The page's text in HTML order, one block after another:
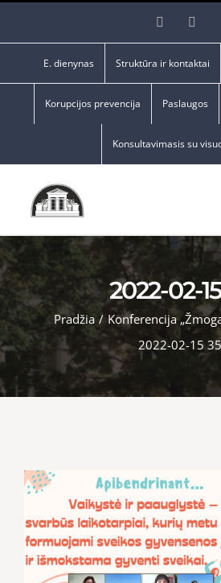
Facebook
E. dienynas Struktūra ir kontaktai
Korupcijos prevencija Paslaugos
Konsultavimasis su
2022-02-
Pradžia / Konferencija
2022-02-15 35